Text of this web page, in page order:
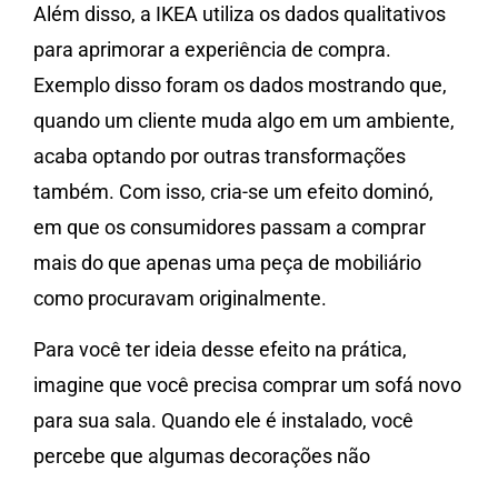
Além disso, a IKEA utiliza os dados qualitativos
para aprimorar a experiência de compra.
Exemplo disso foram os dados mostrando que,
quando um cliente muda algo em um ambiente,
acaba optando por outras transformações
também. Com isso, cria-se um efeito dominó,
em que os consumidores passam a comprar
mais do que apenas uma peça de mobiliário
como procuravam originalmente.
Para você ter ideia desse efeito na prática,
imagine que você precisa comprar um sofá novo
para sua sala. Quando ele é instalado, você
percebe que algumas decorações não